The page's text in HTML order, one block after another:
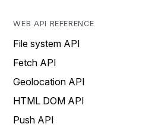
WEB API REFERENCE
File system API
Fetch API
Geolocation API
HTML DOM API
Push API